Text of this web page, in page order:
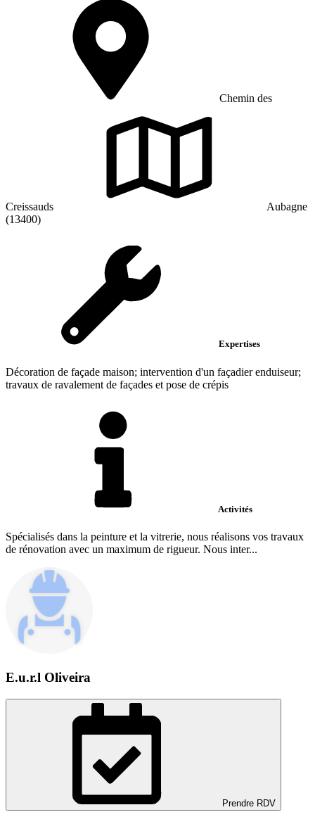
Chemin des
Creissauds
Aubagne
(13400)
Expertises
Décoration de façade maison; intervention d'un façadier enduiseur;
travaux de ravalement de façades et pose de crépis
Activités
Spécialisés dans la peinture et la vitrerie, nous réalisons vos travaux
de rénovation avec un maximum de rigueur. Nous inter...
E.u.r.l Oliveira
Prendre RDV